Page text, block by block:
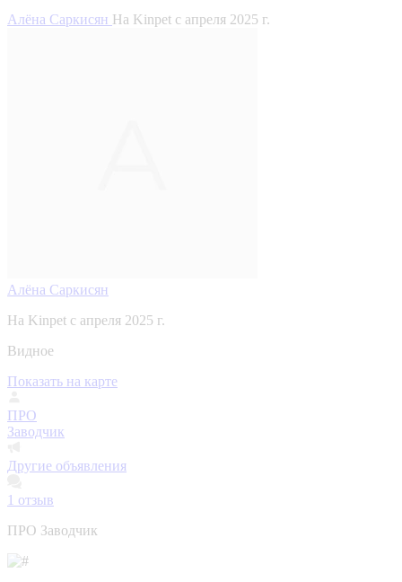
Алёна Саркисян На Kinpet c апреля 2025 г.
Алёна Саркисян
На Kinpet c апреля 2025 г.
Видное
Показать на карте
ПРО
Заводчик
Другие объявления
1 отзыв
ПРО Заводчик